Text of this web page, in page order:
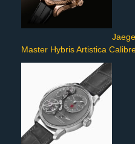
Master Hybris Artistica